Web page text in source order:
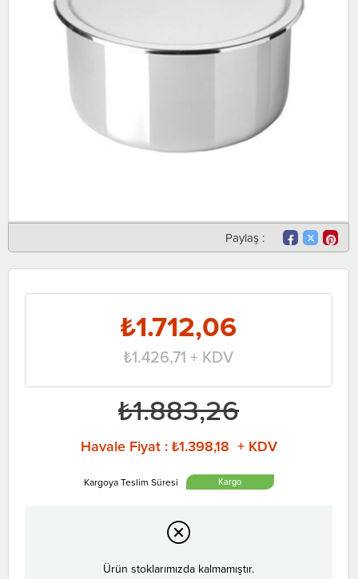
Paylaş :
₺1.883,26
₺1.712,06
₺1.426,71 + KDV
Havale Fiyat : ₺1.398,18 + KDV
Ürün stoklarımızda kalmamıştır.